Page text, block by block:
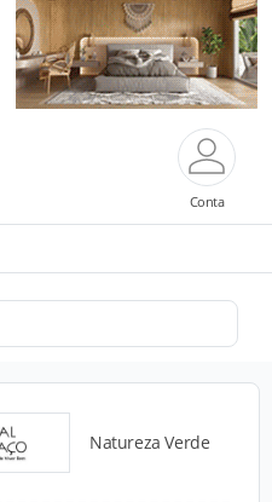
Conta
Natureza Verde